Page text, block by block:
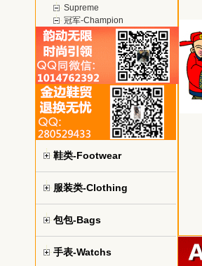
Supreme
冠军-Champion
鞋类-Footwear
服装类-Clothing
包包-Bags
手表-Watchs